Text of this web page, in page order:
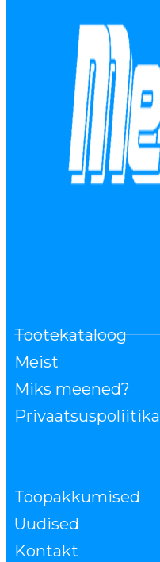
Tootekataloog
Meist
Miks meened?
Privaatsuspoliitika
Tööpakkumised
Uudised
Kontakt